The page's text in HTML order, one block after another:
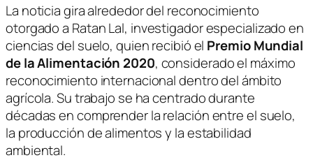
La noticia gira alrededor del reconocimiento
otorgado a Ratan Lal, investigador especializado en
ciencias del suelo, quien recibió el Premio Mundial
de la Alimentación 2020, considerado el máximo
reconocimiento internacional dentro del ámbito
agrícola. Su trabajo se ha centrado durante
décadas en comprender la relación entre el suelo,
la producción de alimentos y la estabilidad
ambiental.